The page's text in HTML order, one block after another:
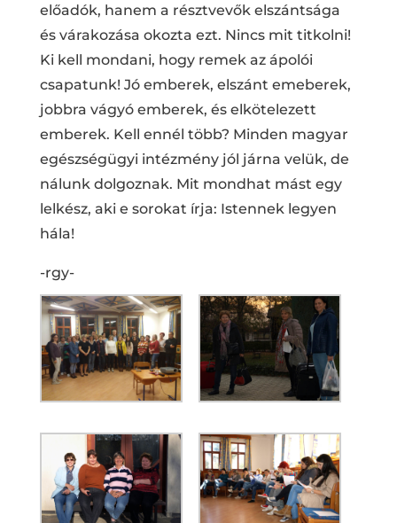
előadók, hanem a résztvevők elszántsága
és várakozása okozta ezt. Nincs mit titkolni!
Ki kell mondani, hogy remek az ápolói
csapatunk! Jó emberek, elszánt emeberek,
jobbra vágyó emberek, és elkötelezett
emberek. Kell ennél több? Minden magyar
egészségügyi intézmény jól járna velük, de
nálunk dolgoznak. Mit mondhat mást egy
lelkész, aki e sorokat írja: Istennek legyen
hála!
-rgy-